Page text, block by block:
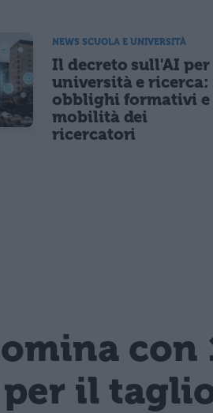
NEWS SCUOLA E UNIVERSITÀ
Il decreto sull'AI per
università e ricerca:
obblighi formativi e
mobilità dei
ricercatori
con
il